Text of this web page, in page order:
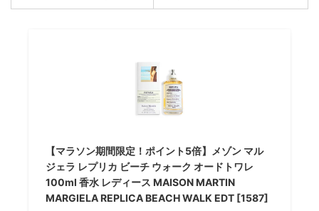
【マラソン期間限定！ポイント5倍】メゾン マル
ジェラ レプリカ ビーチ ウォーク オードトワレ
100ml 香水 レディース MAISON MARTIN
MARGIELA REPLICA BEACH WALK EDT [1587]